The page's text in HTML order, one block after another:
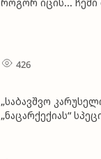
426
„საბავშვო
„ნაცარქექიას“